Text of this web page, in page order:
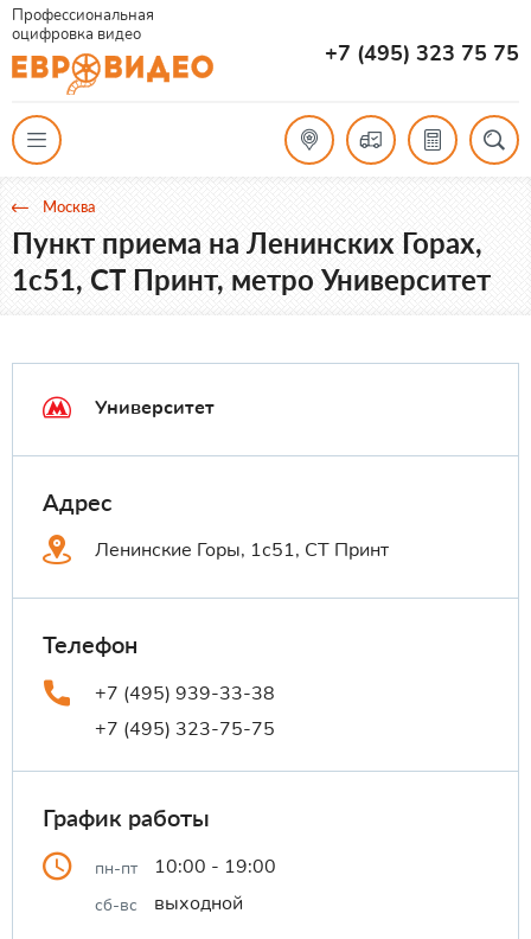
Профессиональная
оцифровка видео
+7 (495) 323 75 75
Москва
Пункт приема на Ленинских Горах,
1с51, СТ Принт, метро Университет
Университет
Адрес
Ленинские Горы, 1с51, СТ Принт
Телефон
+7 (495) 939-33-38
+7 (495) 323-75-75
График работы
пн-пт 10:00 - 19:00
сб-вс выходной